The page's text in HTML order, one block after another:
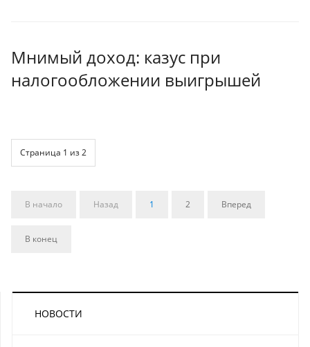
Мнимый доход: казус при
налогообложении выигрышей
Страница 1 из 2
В начало Назад 1 2 Вперед
В конец
НОВОСТИ